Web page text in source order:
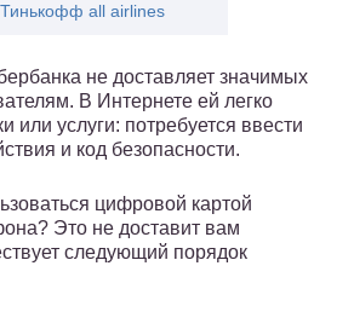
Тинькофф all airlines
не доставляет значимых
В Интернете ей легко
или услуги: потребуется ввести
и код безопасности.
цифровой картой
Это не доставит вам
следующий порядок